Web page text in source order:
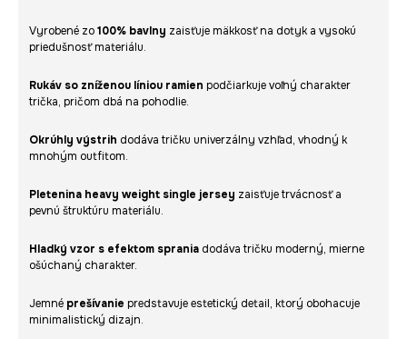
Vyrobené zo100% bavlny zaisťuje mäkkosť na dotyk a vysokú
priedušnosť materiálu.
Rukáv so zníženou líniou ramien podčiarkuje voľný charakter
trička, pričom dbá na pohodlie.
Okrúhly výstrih dodáva tričku univerzálny vzhľad, vhodný k
mnohým outfitom.
Pletenina heavy weight single jersey zaisťuje trvácnosť a
pevnú štruktúru materiálu.
Hladký vzor s efektom sprania dodáva tričku moderný, mierne
ošúchaný charakter.
Jemné prešívanie predstavuje estetický detail, ktorý obohacuje
minimalistický dizajn.